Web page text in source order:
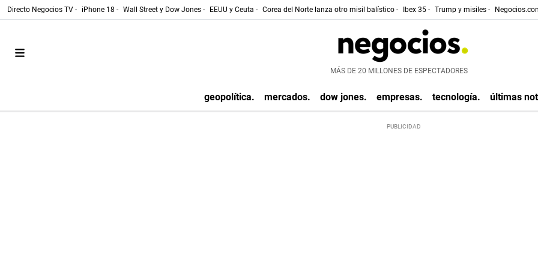
Directo Negocios TV - iPhone 18 - Wall Street y Dow Jones - EEUU y Ceuta - Corea del Norte lanza otro misil balístico - Ibex 35 - Trump y misiles -
MÁS DE 20 MILLONES DE ESPECTADORES
geopolítica. mercados. dow jones. empresas. tecnología. últimas